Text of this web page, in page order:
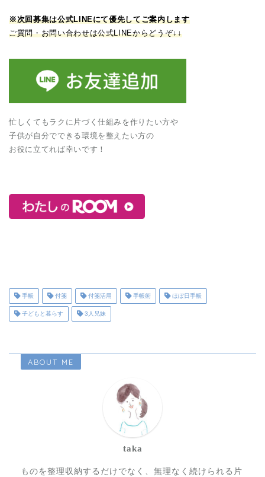
※次回募集は公式LINEにて優先してご案内します
ご質問・お問い合わせは公式LINEからどうぞ↓↓
忙しくてもラクに片づく仕組みを作りたい方や
子供が自分でできる環境を整えたい方の
お役に立てれば幸いです！
手帳 付箋 付箋活用 手帳術 ほぼ日手帳
子どもと暮らす 3人兄妹
ABOUT ME
taka
ものを整理収納するだけでなく、無理なく続けられる片